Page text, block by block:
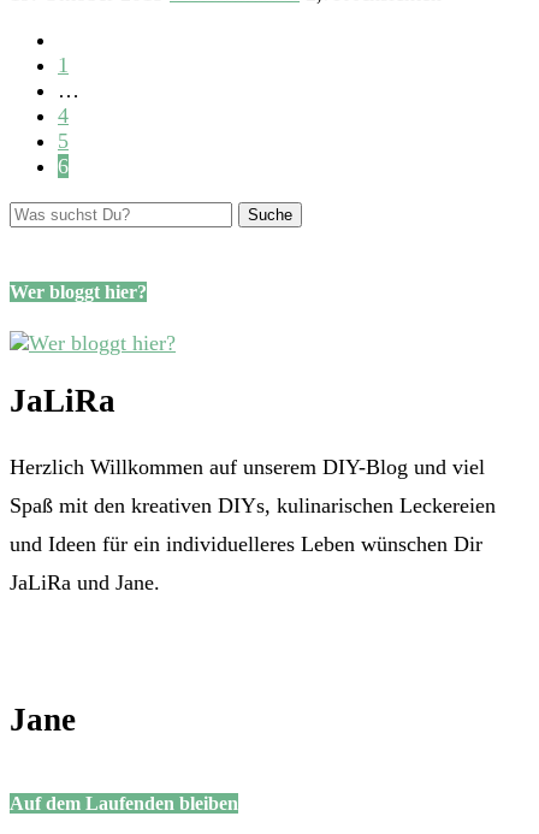
1
…
4
5
6
Wer bloggt hier?
JaLiRa
Herzlich Willkommen auf unserem DIY-Blog und viel
Spaß mit den kreativen DIYs, kulinarischen Leckereien
und Ideen für ein individuelleres Leben wünschen Dir
JaLiRa und Jane.
Jane
Auf dem Laufenden bleiben